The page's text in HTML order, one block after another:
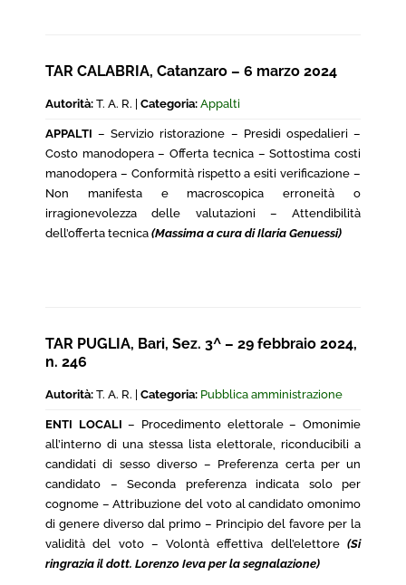
TAR CALABRIA, Catanzaro – 6 marzo 2024
Autorità: T. A. R. | Categoria: Appalti
APPALTI– Servizio ristorazione – Presidi ospedalieri –
Costo manodopera – Offerta tecnica – Sottostima costi
manodopera – Conformità rispetto a esiti verificazione –
Non manifesta e macroscopica erroneità o
irragionevolezza delle valutazioni – Attendibilità
dell’offerta tecnica (Massima a cura di Ilaria Genuessi)
TAR PUGLIA, Bari, Sez. 3^ – 29 febbraio 2024,
n. 246
Autorità: T. A. R. | Categoria: Pubblica amministrazione
ENTI LOCALI – Procedimento elettorale – Omonimie
all’interno di una stessa lista elettorale, riconducibili a
candidati di sesso diverso – Preferenza certa per un
candidato – Seconda preferenza indicata solo per
cognome – Attribuzione del voto al candidato omonimo
di genere diverso dal primo – Principio del favore per la
validità del voto – Volontà effettiva dell’elettore (Si
ringrazia il dott. Lorenzo Ieva per la segnalazione)